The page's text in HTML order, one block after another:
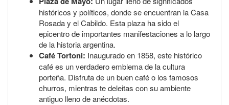
históricos y políticos, donde se encuentran la Casa
Rosada y el Cabildo. Esta plaza ha sido el
epicentro de importantes manifestaciones a lo largo
de la historia argentina.
Café Tortoni: Inaugurado en 1858, este histórico
café es un verdadero emblema de la cultura
porteña. Disfruta de un buen café o los famosos
churros, mientras te deleitas con su ambiente
antiguo lleno de anécdotas.